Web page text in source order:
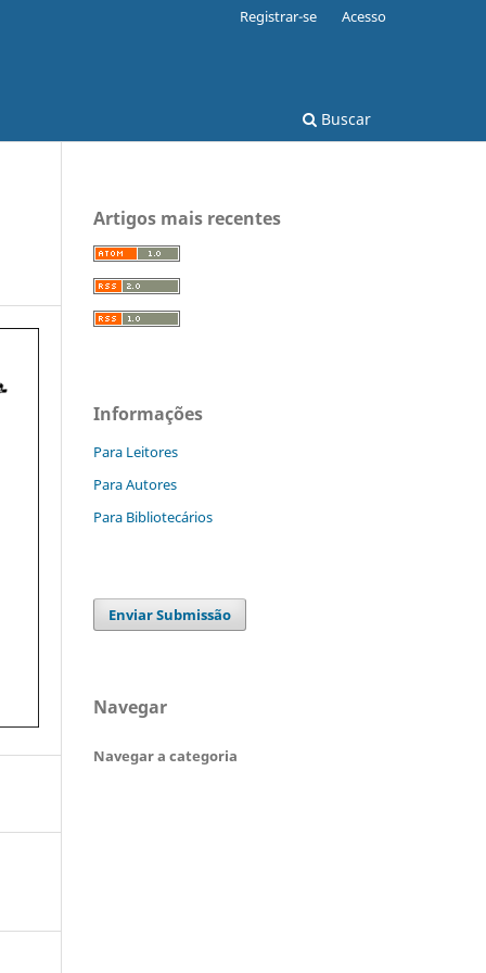
Buscar
Registrar-se Acesso
Artigos mais recentes
Informações
Para Leitores
Para Autores
Para Bibliotecários
Enviar Submissão
Navegar
Navegar a categoria